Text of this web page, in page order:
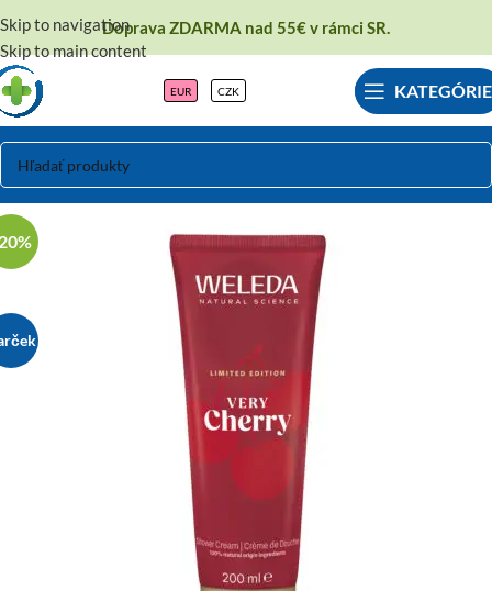
Skip to navigation
Skip to main content
Doprava ZDARMA nad 55€ v rámci SR.
EUR CZK KATEGÓRIE